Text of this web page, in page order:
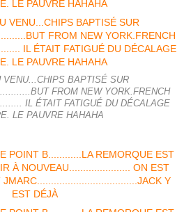
VENU...CHIPS BAPTISÉ SUR
FROM NEW YORK.FRENCH
IL ÉTAIT FATIGUÉ DU DÉCALAGE
LE PAUVRE HAHAHA